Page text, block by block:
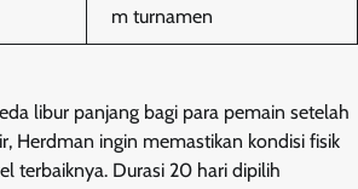
m turnamen
libur panjang bagi para pemain setelah
Herdman ingin memastikan kondisi fisik
terbaiknya. Durasi 20 hari dipilih